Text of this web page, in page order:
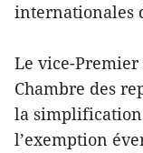
internationales
Le vice-
Chambre des
la simplification
l’exemption